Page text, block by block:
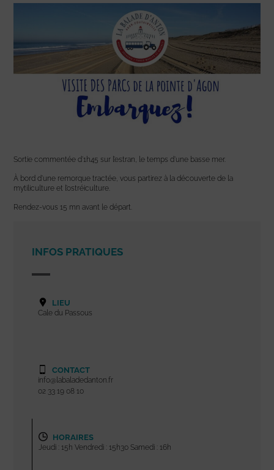
Sortie commentée d’1h45 sur l’estran, le temps d’une basse mer.
À bord d’une remorque tractée, vous partirez à la découverte de la
mytiliculture et l’ostréiculture.
Rendez-vous 15 mn avant le départ.
INFOS PRATIQUES
LIEU
Cale du Passous
CONTACT
info@labaladedanton.fr
02 33 19 08 10
HORAIRES
Jeudi : 15h Vendredi : 15h30 Samedi : 16h